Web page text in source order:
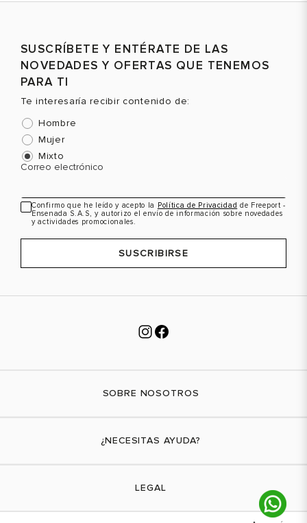
SUSCRÍBETE Y ENTÉRATE DE LAS
NOVEDADES Y OFERTAS QUE TENEMOS
PARA TI
Te interesaría recibir contenido de:
Hombre
Mujer
Mixto
Correo electrónico
Confirmo que he leído y acepto la Política de Privacidad de Freeport -
Ensenada S.A.S, y autorizo el envío de información sobre novedades
y actividades promocionales.
SUSCRIBIRSE
SOBRE NOSOTROS
¿NECESITAS AYUDA?
LEGAL